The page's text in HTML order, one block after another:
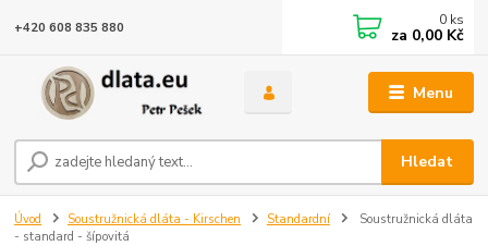
Menu
Hledat
+420 608 835 880 0 ks
za 0,00 Kč
Úvod Soustružnická dláta - Kirschen Standardní
Soustružnická dláta
- standard - šípovitá